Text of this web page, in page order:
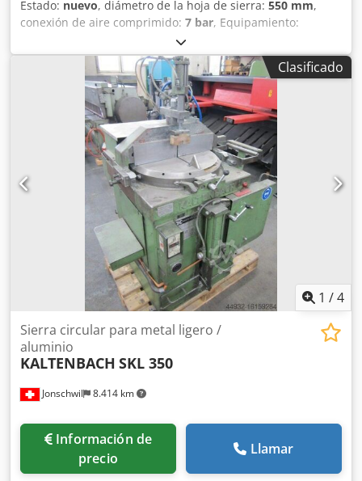
Estado: nuevo, diámetro de la hoja de sierra: 550 mm,
conexión de aire comprimido: 7 bar, Equipamiento:
, - Disco de sierra de 550 mm -
Corte biselado doble - 4 prensas neumáticas - Sistema
Hydrocheck - Sistema de lubricación por nebulización - 1
transportador de rodillos de 300 cm - 1 transportador de
rodillos de 300 cm con tope de longitud Cjdpfxsrh Dkys
Agroha - Pistola de aire comprimido - Cubierta de
protección - Documentación - 400 V
Clasificado
1 /4
Jonschwil 8.414 km
Sierra circular para metal ligero /
aluminio
KALTENBACH SKL 350
Información de
precio
Llamar